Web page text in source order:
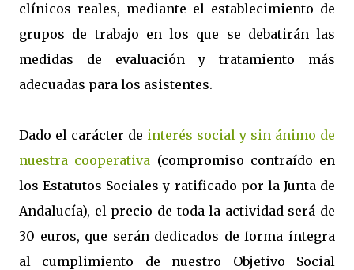
clínicos reales, mediante el establecimiento de
grupos de trabajo en los que se debatirán las
medidas de evaluación y tratamiento más
adecuadas para los asistentes.
Dado el carácter de interés social y sin ánimo de
nuestra cooperativa (compromiso contraído en
los Estatutos Sociales y ratificado por la Junta de
Andalucía), el precio de toda la actividad será de
30 euros, que serán dedicados de forma íntegra
al cumplimiento de nuestro Objetivo Social